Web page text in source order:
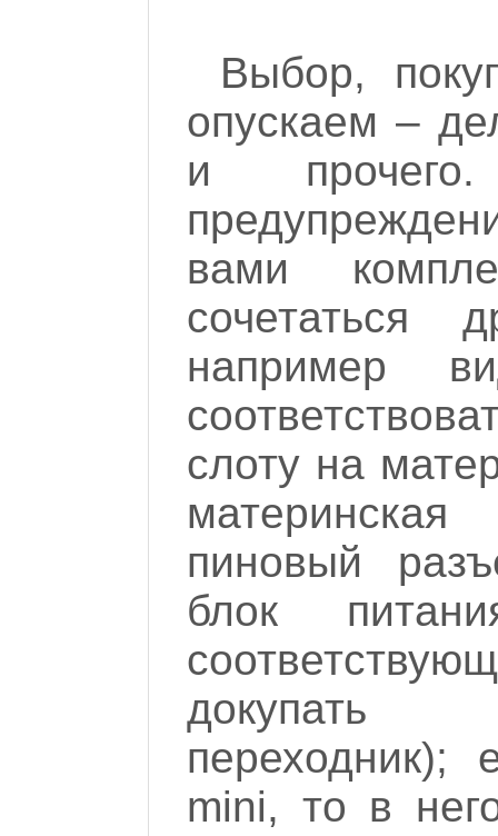
Выбор,
опускаем –
и
вами
например
слоту на
пиновый
блок
докупать
переходник);
mini, то в